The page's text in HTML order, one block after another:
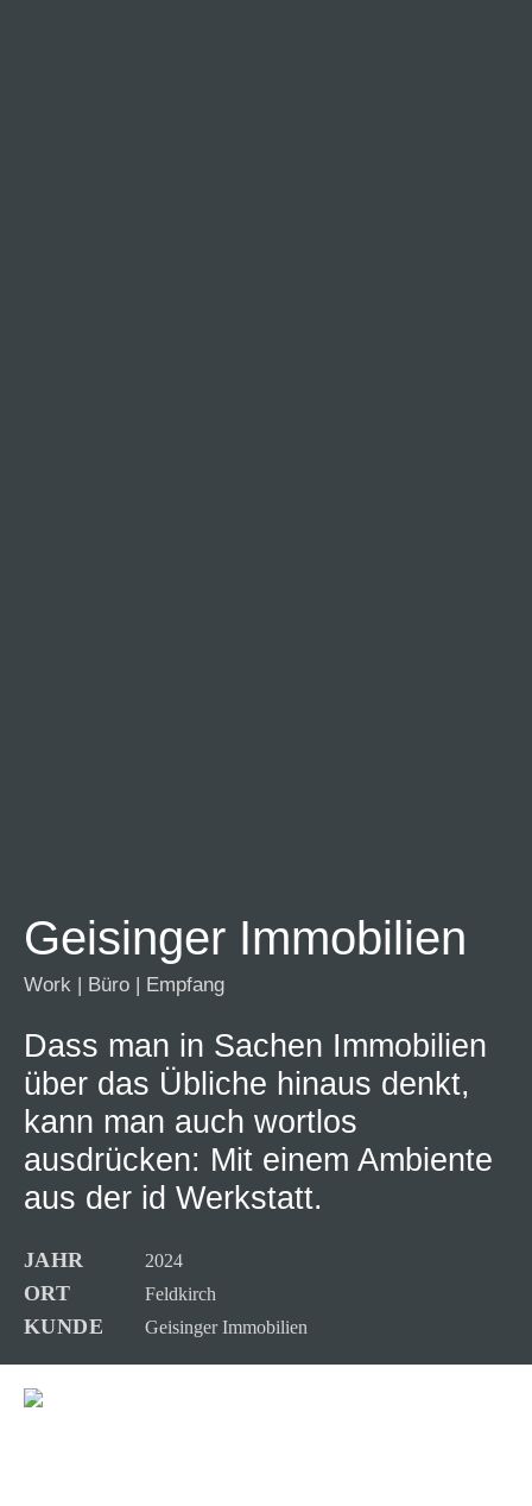
Geisinger Immobilien
Work | Büro | Empfang
Dass man in Sachen Immobilien
über das Übliche hinaus denkt,
kann man auch wortlos
ausdrücken: Mit einem Ambiente
aus der id Werkstatt.
JAHR 2024
ORT Feldkirch
KUNDE Geisinger Immobilien